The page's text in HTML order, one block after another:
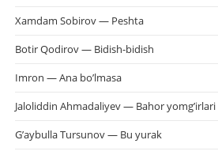
Xamdam Sobirov — Peshta
Botir Qodirov — Bidish-bidish
Imron — Ana bo’lmasa
Jaloliddin Ahmadaliyev — Bahor yomg’irlari
G’aybulla Tursunov — Bu yurak